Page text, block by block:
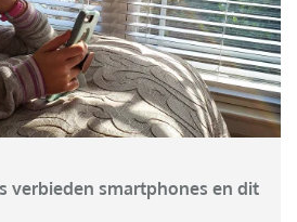
verbieden smartphones en dit